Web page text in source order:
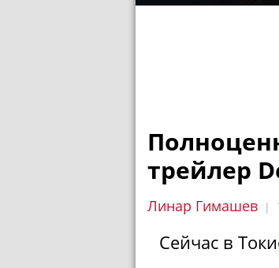
трейлер
Линар Гимашев |
Сейчас в